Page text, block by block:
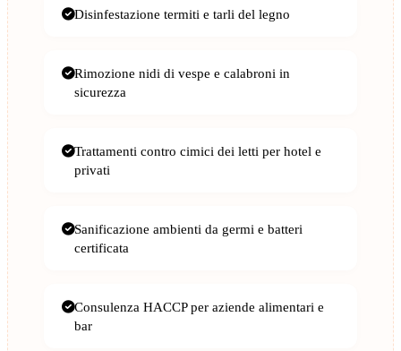
Disinfestazione termiti e tarli del legno
Rimozione nidi di vespe e calabroni in
sicurezza
Trattamenti contro cimici dei letti per hotel e
privati
Sanificazione ambienti da germi e batteri
certificata
Consulenza HACCP per aziende alimentari e
bar